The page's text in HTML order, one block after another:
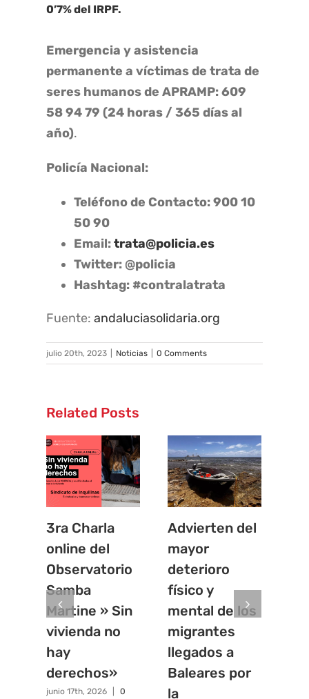
0’7% del IRPF.
Emergencia y asistencia
permanente a víctimas de trata de
seres humanos de APRAMP:609
58 94 79 (24 horas / 365 días al
año).
Policía Nacional:
Teléfono de Contacto:900 10
50 90
Email:trata@policia.es
Twitter: @policia
Hashtag:#contralatrata
Fuente:andaluciasolidaria.org
julio 20th, 2023 Noticias 0 Comments
Related Posts
3ra Charla
online del
Observatorio
Samba
Martine » Sin
vivienda no
hay
derechos»
junio 17th, 2026
0
Advierten del
mayor
deterioro
físico y
mental de los
migrantes
llegados a
Baleares por
la